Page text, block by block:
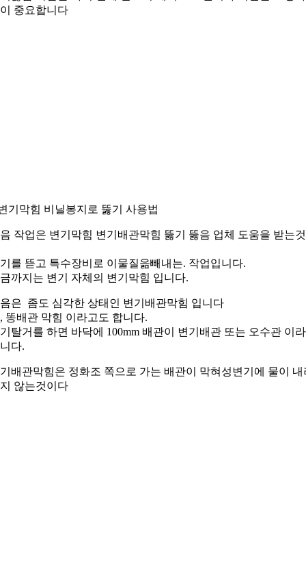
중요합니다
기막힘 비닐봉지로 뚫기 사용법
작업은 변기막힘 변기배관막힘 뚫기 뚫음 업체 도움을 받는
를 뜯고 특수장비로 이물질읆빼내는. 작업입니다.
까지는 변기 자체의 변기막힘 입니다.
은 좀도 심각한 상태인 변기배관막힘 입니다
똥배관 막힘 이라고도 합니다.
탈거를 하면 바닥에 100mm 배관이 변기배관 또는 오수관 이
다.
배관막힘은 정화조 쪽으로 가는 배관이 막혀성변기에 물이 내
않는것이다